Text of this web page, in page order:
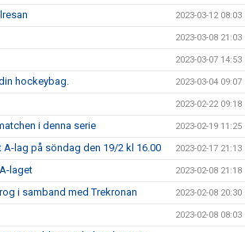
2023-03-12 08:03
2023-03-08 21:03
2023-03-07 14:53
hockeybag. 2023-03-04 09:07
2023-02-22 09:18
i denna serie 2023-02-19 11:25
A-lag på söndag den 19/2 kl 16.00 2023-02-17 21:13
laget 2023-02-08 21:18
i samband med Trekronan 2023-02-08 20:30
2023-02-08 08:03